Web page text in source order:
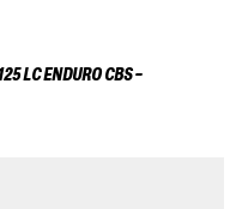
LC ENDURO CBS -